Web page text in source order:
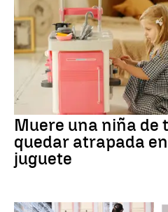
Muere una niña de
quedar atrapada
juguete